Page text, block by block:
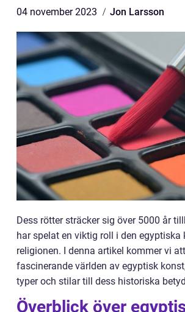
04 november 2023 Jon Larsson
Dess rötter sträcker sig över 5000 år
har spelat en viktig roll i den egyptiska
religionen. I denna artikel kommer vi
fascinerande världen av egyptisk
typer och stilar till dess historiska
Överblick över